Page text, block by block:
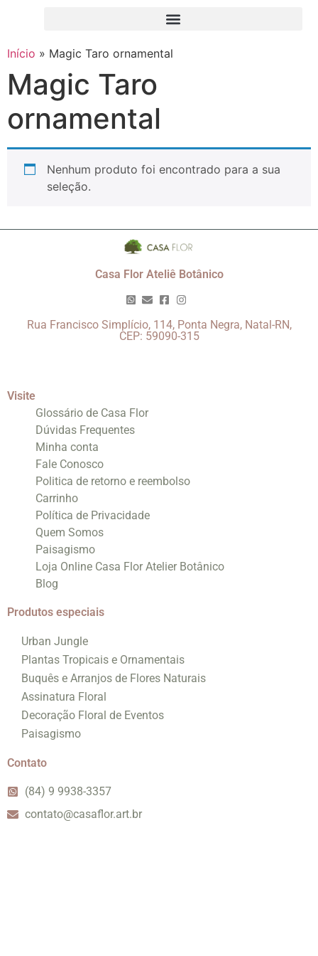
Início » Magic Taro ornamental
Magic Taro
ornamental
Nenhum produto foi encontrado para a sua
seleção.
Casa Flor Ateliê Botânico
Rua Francisco Simplício, 114, Ponta Negra, Natal-RN,
CEP: 59090-315
Visite
Glossário de Casa Flor
Dúvidas Frequentes
Minha conta
Fale Conosco
Politica de retorno e reembolso
Carrinho
Política de Privacidade
Quem Somos
Paisagismo
Loja Online Casa Flor Atelier Botânico
Blog
Produtos especiais
Urban Jungle
Plantas Tropicais e Ornamentais
Buquês e Arranjos de Flores Naturais
Assinatura Floral
Decoração Floral de Eventos
Paisagismo
Contato
(84) 9 9938-3357
contato@casaflor.art.br